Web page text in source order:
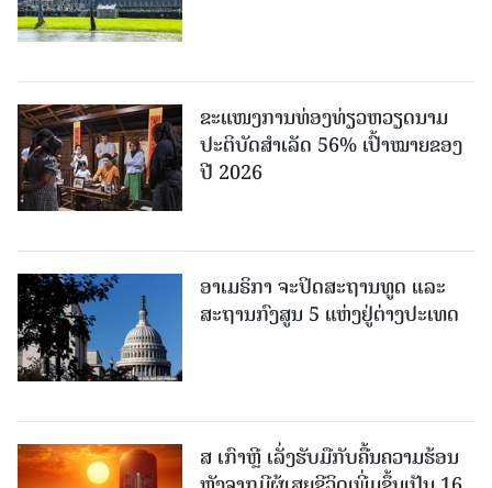
ຂະ​ແໜງ​ການ​ທ່ອງ​ທ່ຽວຫວຽດນາມ ​
ປະ​ຕິ​ບັດ​ສຳ​ເລັດ 56% ເປົ້າ​ໝາຍຂອງ
ປີ 2026
ອາເມຣິກາ ຈະປິດສະຖານທູດ ແ​ລະ
ສະຖານກົງສູນ 5 ແຫ່ງ​ຢູ່​ຕ່າງ​ປະ​ເທດ
ສ ເກົາຫຼີ ເລັ່ງຮັບມືກັບຄື້ນຄວາມຮ້ອນ